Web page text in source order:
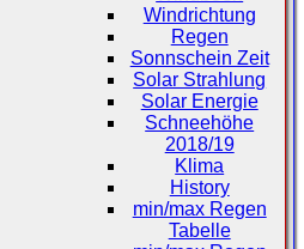
Windrichtung
Regen
Sonnschein Zeit
Solar Strahlung
Solar Energie
Schneehöhe
2018/19
Klima
History
min/max Regen
Tabelle